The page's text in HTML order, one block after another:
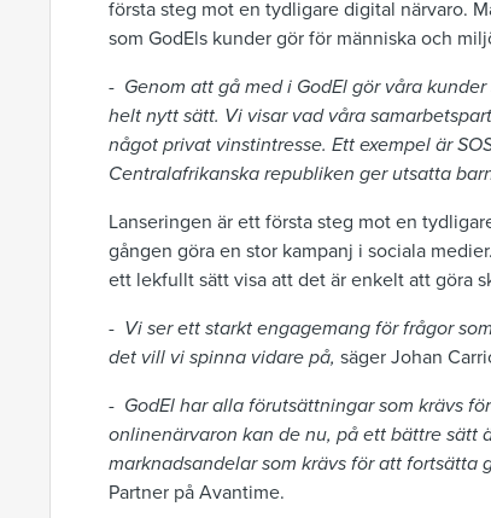
första steg mot en tydligare digital närvaro.
som GodEls kunder gör för människa och
- Genom att gå med i GodEl gör våra
helt nytt sätt. Vi visar vad våra
något privat vinstintresse. Ett exempel är
Centralafrikanska republiken ger utsatta
Lanseringen är ett första steg mot en
gången göra en stor kampanj i sociala
ett lekfullt sätt visa att det är enkelt att göra
- Vi ser ett starkt engagemang för frågor
det vill vi spinna vidare på, säger Johan
- GodEl har alla förutsättningar som krävs
onlinenärvaron kan de nu, på ett bättre sätt
marknadsandelar som krävs för att fortsätta
Partner på Avantime.